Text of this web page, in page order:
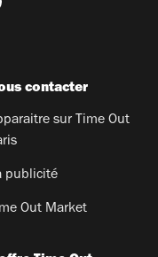
contacter
sur Time Out
publicité
Out Market